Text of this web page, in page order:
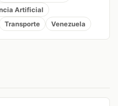
Artificial
Transporte Venezuela